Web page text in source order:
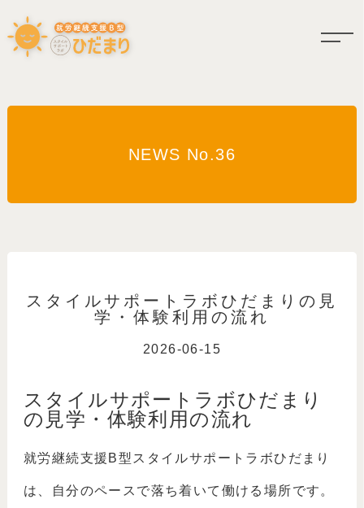
NEWS No.36
スタイルサポートラボひだまりの見
学・体験利用の流れ
2026-06-15
スタイルサポートラボひだまり
の見学・体験利用の流れ
就労継続支援B型スタイルサポートラボひだまり
は、自分のペースで落ち着いて働ける場所です。